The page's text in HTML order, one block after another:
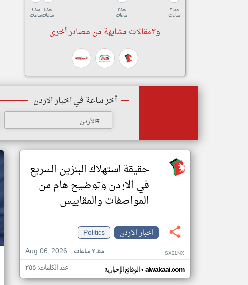
منذ ٤
ساعات
منذ ٤
ساعات
منذ ٣
ساعات
منذ ٣
ساعات
و٣مقالات مشابهة من مصادر أخرى
أخر ساعة في اخبار الاردن
#الأردن
حقيقة استهلاك البنزين السريع
في الاردن وتوضيح هام من
المواصفات والمقاييس
اخبار الاردن
Politics
Aug 06, 2026
منذ ٣ ساعات SX21NX
الوقائع الإخبارية• alwakaai.com عدد الكلمات: ٢٥٥